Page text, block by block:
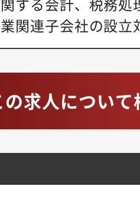
関連子会社の設立
の求人につい